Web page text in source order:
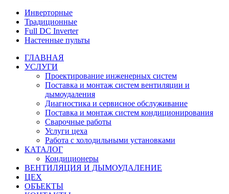
Инверторные
Традиционные
Full DC Inverter
Настенные пульты
ГЛАВНАЯ
УСЛУГИ
Проектирование инженерных систем
Поставка и монтаж систем вентиляции и
дымоудаления
Диагностика и сервисное обслуживание
Поставка и монтаж систем кондиционирования
Сварочные работы
Услуги цеха
Работа с холодильными установками
КАТАЛОГ
Кондиционеры
ВЕНТИЛЯЦИЯ И ДЫМОУДАЛЕНИЕ
ЦЕХ
ОБЪЕКТЫ